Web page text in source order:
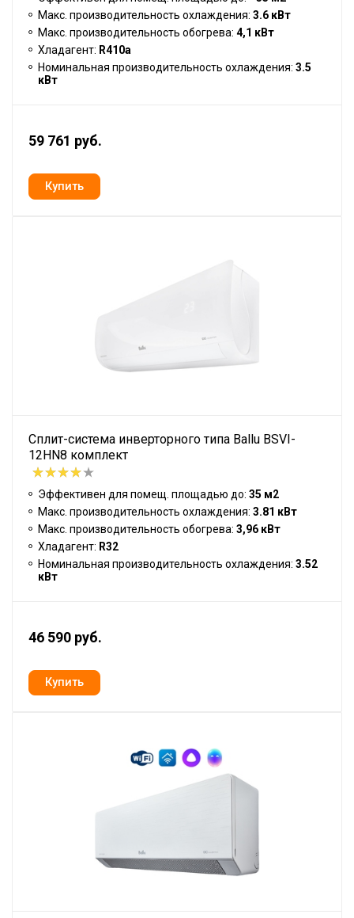
Макс. производительность охлаждения: 3.6 кВт
Макс. производительность обогрева: 4,1 кВт
Хладагент: R410a
Номинальная производительность охлаждения: 3.5
кВт
59 761 руб.
Сплит-система инверторного типа Ballu BSVI-
12HN8 комплект
Эффективен для помещ. площадью до: 35 м2
Макс. производительность охлаждения: 3.81 кВт
Макс. производительность обогрева: 3,96 кВт
Хладагент: R32
Номинальная производительность охлаждения: 3.52
кВт
46 590 руб.